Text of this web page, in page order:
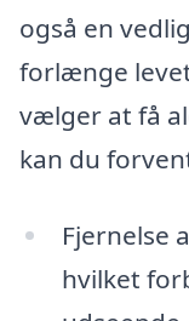
også en
forlænge
vælger at få
kan du
Fjernelse
hvilket